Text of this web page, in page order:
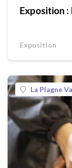
Exposition
Exposition
La Plagne